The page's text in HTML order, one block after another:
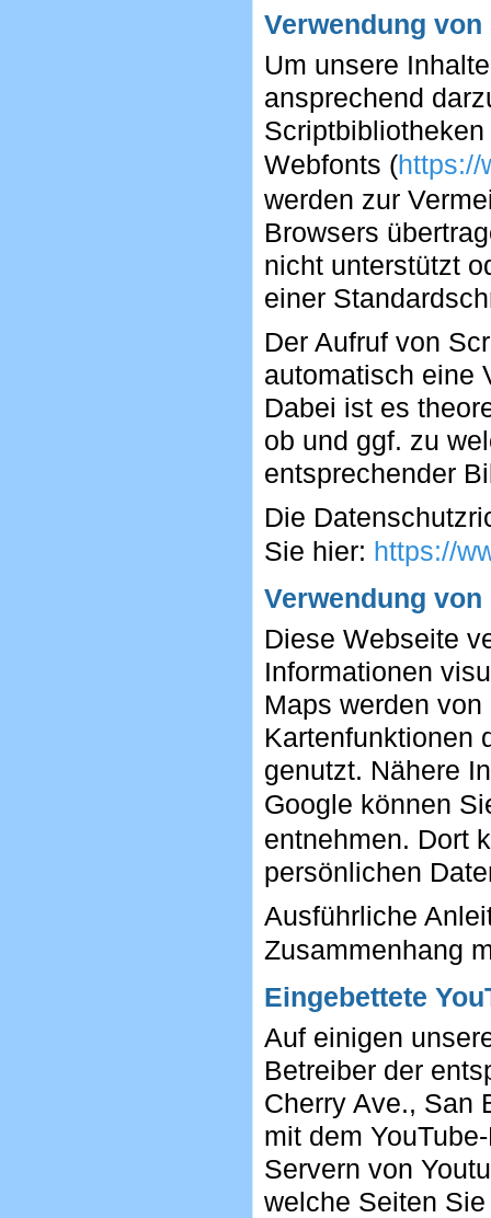
Verwendung
Um unsere
ansprechend
Webfonts (https://
werden zur
Browsers
nicht unterstützt
einer
Der Aufruf von
automatisch eine
Dabei ist es
ob und ggf. zu
entsprechender
Die
Sie hier: https://
Verwendung von
Diese Webseite
Informationen
Maps werden
Kartenfunktionen
genutzt. Nähere
Google können
entnehmen. Dort
persönlichen
Ausführliche
Zusammenhang
Eingebettete
Auf einigen
Betreiber der
Cherry Ave., San
mit dem
Servern von
welche Seiten